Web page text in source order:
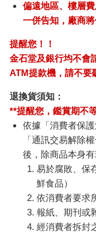
偏遠地區、樓層
一併告知，廠商將
提醒您！！
金石堂及銀行均不會
ATM提款機，請不要
退換貨須知：
**提醒您，鑑賞期不
依據「消費者保
「通訊交易解除
後，除商品本身
易於腐敗、保
鮮食品）
依消費者要求
報紙、期刊或
經消費者拆封